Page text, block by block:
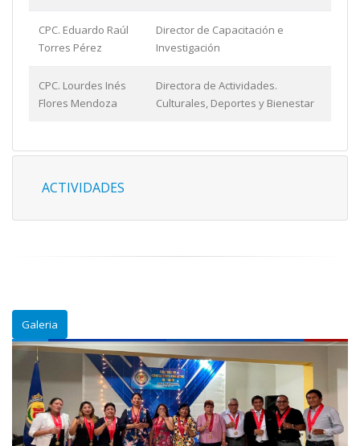
CPC. Eduardo Raúl
Torres Pérez
Director de Capacitación e
Investigación
CPC. Lourdes Inés
Flores Mendoza
Directora de Actividades.
Culturales, Deportes y Bienestar
ACTIVIDADES
Galeria